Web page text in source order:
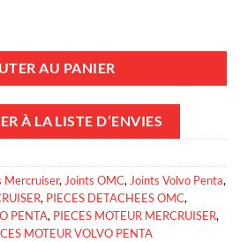
AU PANIER
À LA LISTE D’ENVIES
Mercruiser, Joints OMC, Joints Volvo Penta,
, PIECES DETACHEES OMC,
PENTA, PIECES MOTEUR MERCRUISER,
MOTEUR VOLVO PENTA